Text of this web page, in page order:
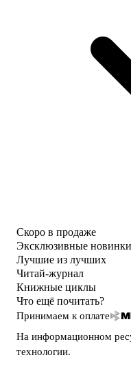
Скоро в продаже
Эксклюзивные новинки
Лучшие из лучших
Читай-журнал
Книжные циклы
Что ещё почитать?
Принимаем к оплате
На информационном
технологии.